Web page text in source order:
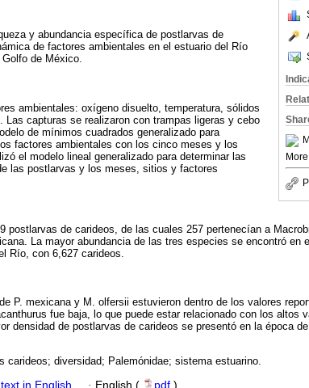
More
y abundancia específica de postlarvas de
de factores ambientales en el estuario del Río
de México.
ambientales: oxígeno disuelto, temperatura, sólidos
capturas se realizaron con trampas ligeras y cebo
de mínimos cuadrados generalizado para
factores ambientales con los cinco meses y los
el modelo lineal generalizado para determinar las
las postlarvas y los meses, sitios y factores
postlarvas de carideos, de las cuales 257 pertenecían a
La mayor abundancia de las tres especies se encontró en
Río, con 6,627 carideos.
P. mexicana y M. olfersii estuvieron dentro de los valores
fue baja, lo que puede estar relacionado con los altos
densidad de postlarvas de carideos se presentó en la época
carideos; diversidad; Palemónidae; sistema estuarino.
text in English · English ( pdf )